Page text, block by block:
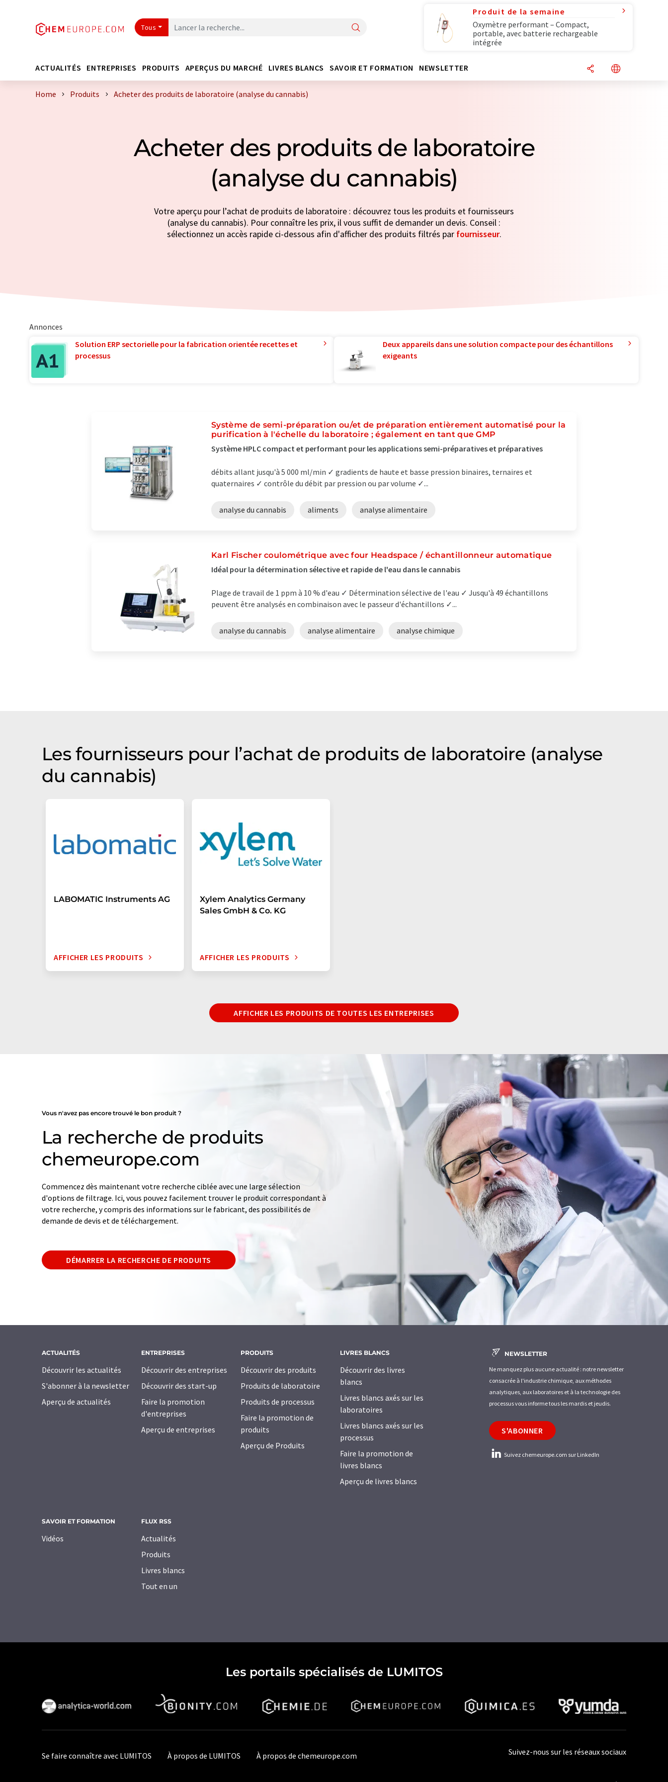
Tous
Produit de la semaine
Oxymètre performant – Compact,
portable, avec batterie rechargeable
intégrée
ACTUALITÉS ENTREPRISES PRODUITS APERÇUS DU MARCHÉ LIVRES BLANCS SAVOIR ET FORMATION NEWSLETTER
Home Produits Acheter des produits de laboratoire (analyse du cannabis)
Acheter des produits de laboratoire
(analyse du cannabis)
Votre aperçu pour l’achat de produits de laboratoire : découvrez tous les produits et fournisseurs
(analyse du cannabis). Pour connaître les prix, il vous suffit de demander un devis. Conseil :
sélectionnez un accès rapide ci-dessous afin d'afficher des produits filtrés par fournisseur.
Annonces
Solution ERP sectorielle pour la fabrication orientée recettes et
processus
Deux appareils dans une solution compacte pour des échantillons
exigeants
Système de semi-préparation ou/et de préparation entièrement automatisé pour la
purification à l'échelle du laboratoire ; également en tant que GMP
Système HPLC compact et performant pour les applications semi-préparatives et préparatives
débits allant jusqu'à 5 000 ml/min ✓ gradients de haute et basse pression binaires, ternaires et
quaternaires ✓ contrôle du débit par pression ou par volume ✓...
analyse du cannabis aliments analyse alimentaire
Karl Fischer coulométrique avec four Headspace / échantillonneur automatique
Idéal pour la détermination sélective et rapide de l'eau dans le cannabis
Plage de travail de 1 ppm à 10 % d'eau ✓ Détermination sélective de l'eau ✓ Jusqu'à 49 échantillons
peuvent être analysés en combinaison avec le passeur d'échantillons ✓...
analyse du cannabis analyse alimentaire analyse chimique
Les fournisseurs pour l’achat de produits de laboratoire (analyse
du cannabis)
LABOMATIC Instruments AG
AFFICHER LES PRODUITS
Xylem Analytics Germany
Sales GmbH & Co. KG
AFFICHER LES PRODUITS
AFFICHER LES PRODUITS DE TOUTES LES ENTREPRISES
Vous n'avez pas encore trouvé le bon produit ?
La recherche de produits
chemeurope.com
Commencez dès maintenant votre recherche ciblée avec une large sélection
d'options de filtrage. Ici, vous pouvez facilement trouver le produit correspondant à
votre recherche, y compris des informations sur le fabricant, des possibilités de
demande de devis et de téléchargement.
DÉMARRER LA RECHERCHE DE PRODUITS
ACTUALITÉS
Découvrir les actualités
S'abonner à la newsletter
Aperçu de actualités
ENTREPRISES
Découvrir des entreprises
Découvrir des start-up
Faire la promotion
d'entreprises
Aperçu de entreprises
PRODUITS
Découvrir des produits
Produits de laboratoire
Produits de processus
Faire la promotion de
produits
Aperçu de Produits
LIVRES BLANCS
Découvrir des livres
blancs
Livres blancs axés sur les
laboratoires
Livres blancs axés sur les
processus
Faire la promotion de
livres blancs
Aperçu de livres blancs
SAVOIR ET FORMATION
Vidéos
FLUX RSS
Actualités
Produits
Livres blancs
Tout en un
NEWSLETTER
Ne manquez plus aucune actualité : notre newsletter
consacrée à l'industrie chimique, aux méthodes
analytiques, aux laboratoires et à la technologie des
processus vous informe tous les mardis et jeudis.
S'ABONNER
Suivez chemeurope.com sur LinkedIn
Les portails spécialisés de LUMITOS
Se faire connaître avec LUMITOS À propos de LUMITOS À propos de chemeurope.com Suivez-nous sur les réseaux sociaux